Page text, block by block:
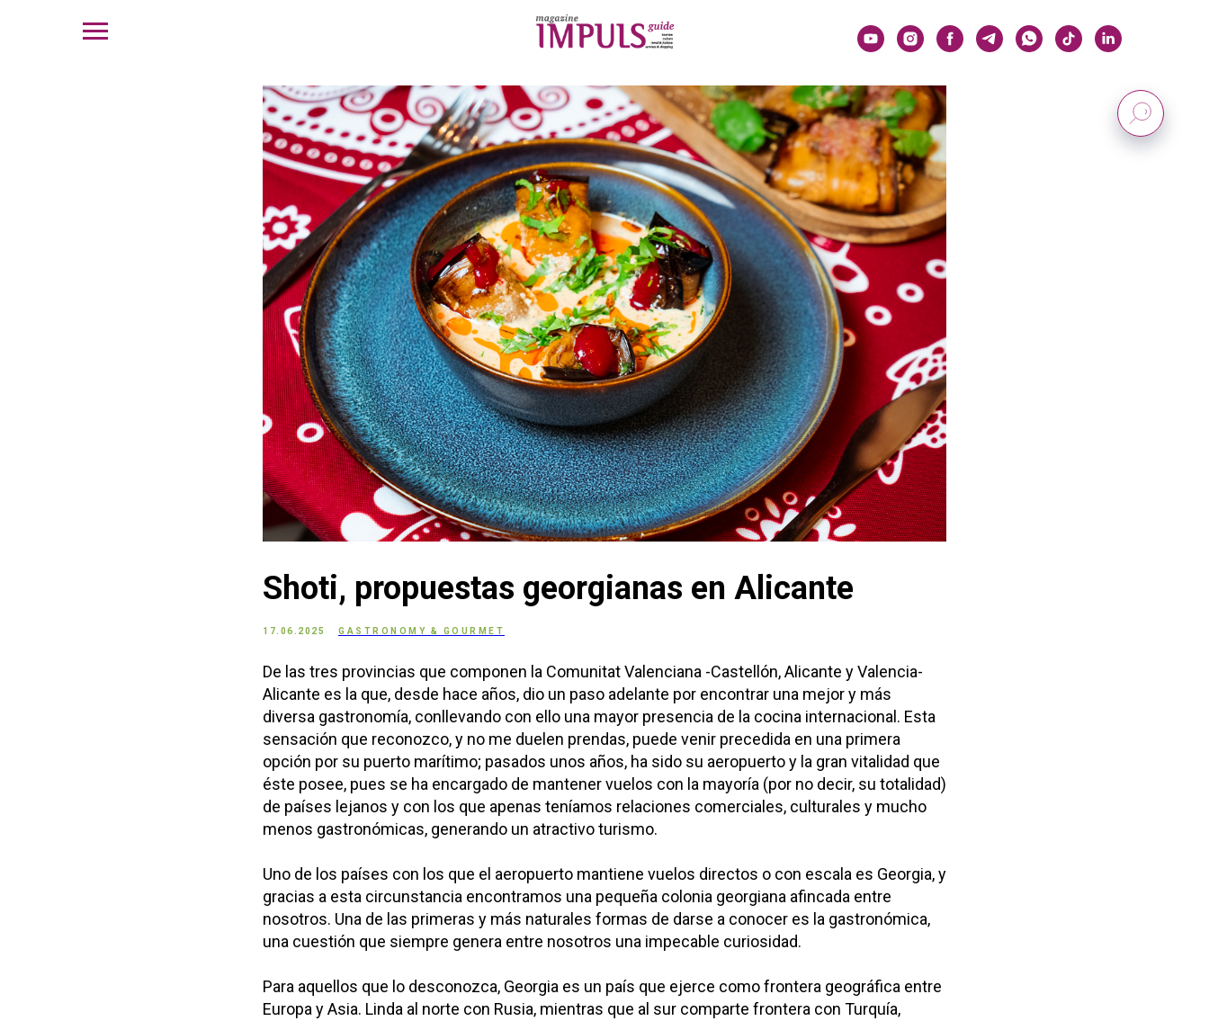
Shoti, propuestas georgianas en Alicante
17.06.2025 GASTRONOMY & GOURMET
De las tres provincias que componen la Comunitat Valenciana -Castellón, Alicante y Valencia-
Alicante es la que, desde hace años, dio un paso adelante por encontrar una mejor y más
diversa gastronomía, conllevando con ello una mayor presencia de la cocina internacional. Esta
sensación que reconozco, y no me duelen prendas, puede venir precedida en una primera
opción por su puerto marítimo; pasados unos años, ha sido su aeropuerto y la gran vitalidad que
éste posee, pues se ha encargado de mantener vuelos con la mayoría (por no decir, su totalidad)
de países lejanos y con los que apenas teníamos relaciones comerciales, culturales y mucho
menos gastronómicas, generando un atractivo turismo.
Uno de los países con los que el aeropuerto mantiene vuelos directos o con escala es Georgia, y
gracias a esta circunstancia encontramos una pequeña colonia georgiana afincada entre
nosotros. Una de las primeras y más naturales formas de darse a conocer es la gastronómica,
una cuestión que siempre genera entre nosotros una impecable curiosidad.
Para aquellos que lo desconozca, Georgia es un país que ejerce como frontera geográfica entre
Europa y Asia. Linda al norte con Rusia, mientras que al sur comparte frontera con Turquía,